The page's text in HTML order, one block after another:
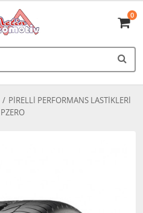
0
PİRELLİ PERFORMANS LASTİKLERİ
PZERO